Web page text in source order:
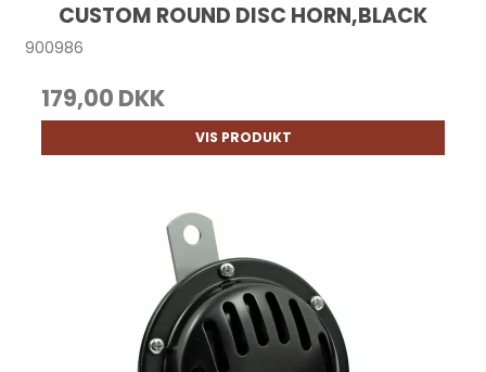
CUSTOM ROUND DISC HORN,BLACK
900986
179,00 DKK
VIS PRODUKT